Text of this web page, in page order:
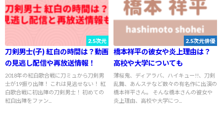
2.5次元
刀剣男士(子) 紅白の時間は？動画
の見逃し配信や再放送情報！
2018年の紅白歌合戦に刀ミュから刀剣男
士が19振り出陣！ これは見逃せない！ 紅
白歌合戦に初出陣の刀剣男士！ 初めての
紅白出陣をファン...
2.5次元俳優
橋本祥平の彼女や炎上理由は？
高校や大学についても
薄桜鬼、ディアラバ、ハイキュー!!、刀剣
乱舞、あんステなど数々の有名作に出演の
橋本祥平さん。 そんな橋本さんの彼女や
炎上理由、高校や大学につ...